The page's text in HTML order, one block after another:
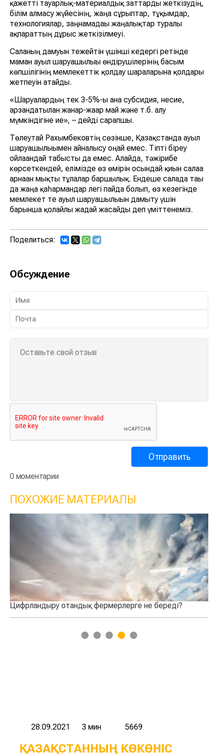
қажетті тауарлық-материалдық заттарды жеткізудің,
білім алмасу жүйесінің, жаңа сұрыптар, тұқымдар,
технологиялар, заңнамадағы жаңалықтар туралы
ақпараттың дұрыс жеткізілмеуі.
Саланың дамуын тежейтін үшінші кедергі ретінде
маман ауыл шаруашылығы өндірушілерінің басым
көпшілігінің мемлекеттік қолдау шараларына қолдары
жетпеуін атайды.
«Шаруалардың тек 3-5%-ы ғана субсидия, несие,
арзандатылған жанар-жағар май және т.б. алу
мүмкіндігіне ие», – дейді сарапшы.
Төлеутай Рахымбековтің сөзінше, Қазақстанда ауыл
шаруашылығымен айналысу оңай емес. Тіпті біреу
ойлағандай табысты да емес. Алайда, тәжірибе
көрсеткендей, елімізде өз өмірін осындай қиын салаға
арнаған мықты тұлғалар баршылық. Ендеше салада тағы
да жаңа қаһармандар легі пайда болып, өз кезегінде
мемлекет те ауыл шаруашылығын дамыту үшін
барынша қолайлы жағдай жасайды деп үміттенеміз.
Поделиться:
Обсуждение
0 моментарии
ПОХОЖИЕ МАТЕРИАЛЫ
Цифрландыру отандық фермерлерге не береді?
1 2 3 4 5
28.09.2021 3 мин 5669
ҚАЗАҚСТАННЫҢ КӨКӨНІС